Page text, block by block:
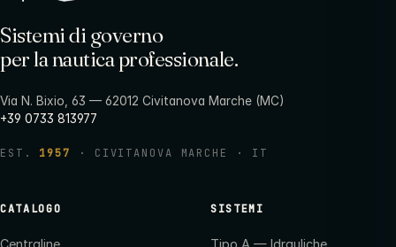
Sistemi di governo
per la nautica professionale.
Via N. Bixio, 63 — 62012 Civitanova Marche (MC)
+39 0733 813977
EST. 1957 · CIVITANOVA MARCHE · IT
CATALOGO SISTEMI